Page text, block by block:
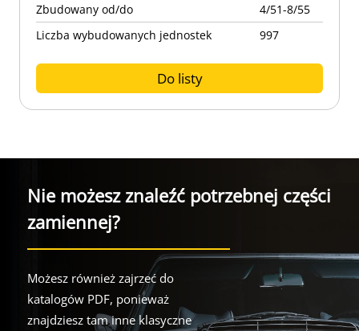
Zbudowany od/do
4/51-8/55
Liczba wybudowanych jednostek
997
Do listy
Nie możesz znaleźć potrzebnej części
zamiennej?
Możesz również zajrzeć do
katalogów PDF, ponieważ
znajdziesz tam inne klasyczne